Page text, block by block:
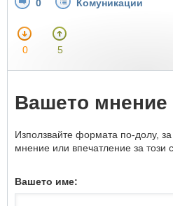
0 Комуникации
0 5
Вашето мнение
Използвайте формата по-долу,
мнение или впечатление за този
Вашето име: